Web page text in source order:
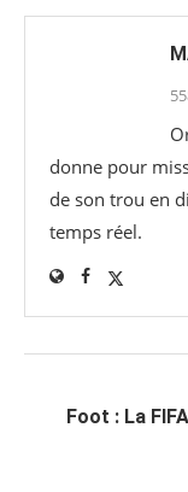
donne pour
de son trou en
temps réel.
Foot : La